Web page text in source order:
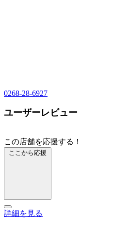
0268-28-6927
ユーザーレビュー
この店舗を応援する！
ここから応援
詳細を見る